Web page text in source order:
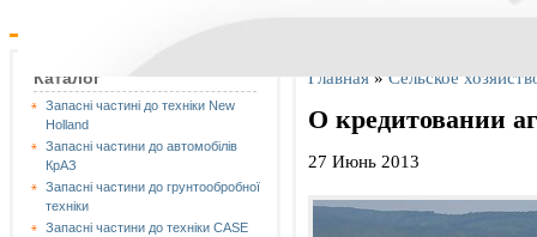
Каталог
Запасні частині до техніки New
Holland
Запасні частини до автомобілів
КрАЗ
Запасні частини до грунтообробної
техніки
Запасні частини до техніки CASE
Главная»Сельское
О кредитовании
27 Июнь 2013